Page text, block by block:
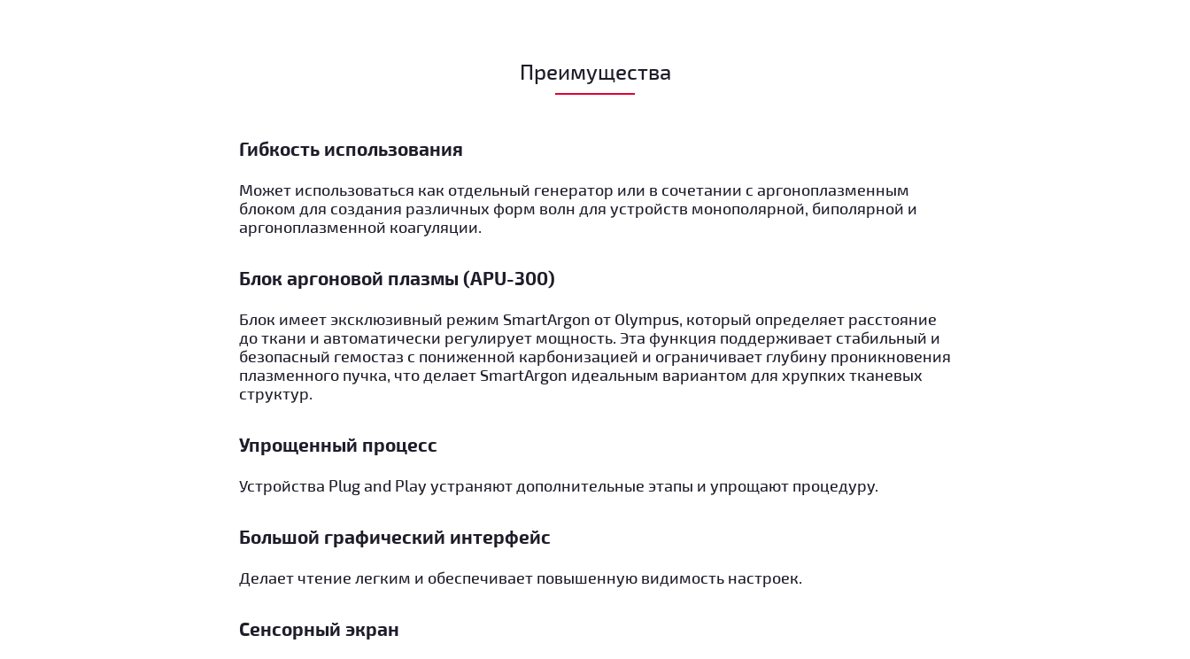
Преимущества
Гибкость использования
Может использоваться как отдельный генератор или в сочетании с аргоноплазменным
блоком для создания различных форм волн для устройств монополярной, биполярной и
аргоноплазменной коагуляции.
Блок аргоновой плазмы (APU-300)
Блок имеет эксклюзивный режим SmartArgon от Olympus, который определяет расстояние
до ткани и автоматически регулирует мощность. Эта функция поддерживает стабильный и
безопасный гемостаз с пониженной карбонизацией и ограничивает глубину проникновения
плазменного пучка, что делает SmartArgon идеальным вариантом для хрупких тканевых
структур.
Упрощенный процесс
Устройства Plug and Play устраняют дополнительные этапы и упрощают процедуру.
Большой графический интерфейс
Делает чтение легким и обеспечивает повышенную видимость настроек.
Сенсорный экран